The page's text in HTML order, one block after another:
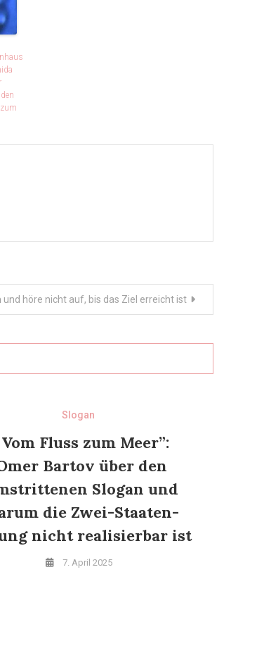
höre nicht auf, bis das Ziel erreicht ist
Slogan
Fluss zum Meer”:
Bartov über den
Slogan und
die Zwei-Staaten-
nicht realisierbar ist
7. April 2025